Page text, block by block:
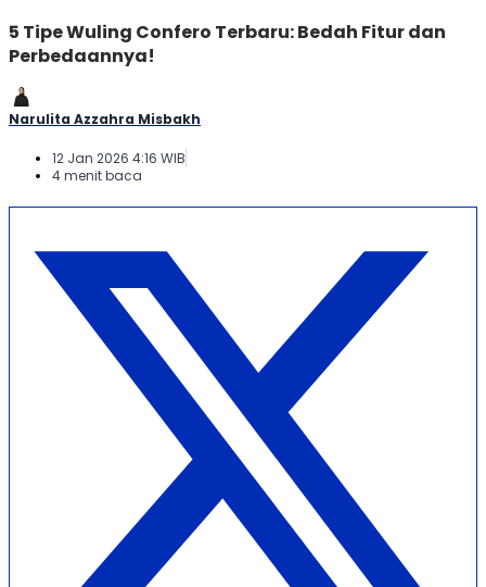
5 Tipe Wuling Confero Terbaru: Bedah Fitur dan
Perbedaannya!
Narulita Azzahra Misbakh
12 Jan 2026 4:16 WIB
4 menit baca